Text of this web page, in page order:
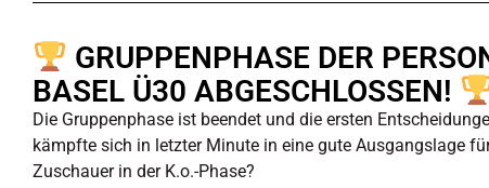
GRUPPENPHASE DER
BASEL Ü30 ABGESCHLOSSEN!
Die Gruppenphase ist beendet und die ersten
kämpfte sich in letzter Minute in eine gute Ausgangslage
Zuschauer in der K.o.-Phase?